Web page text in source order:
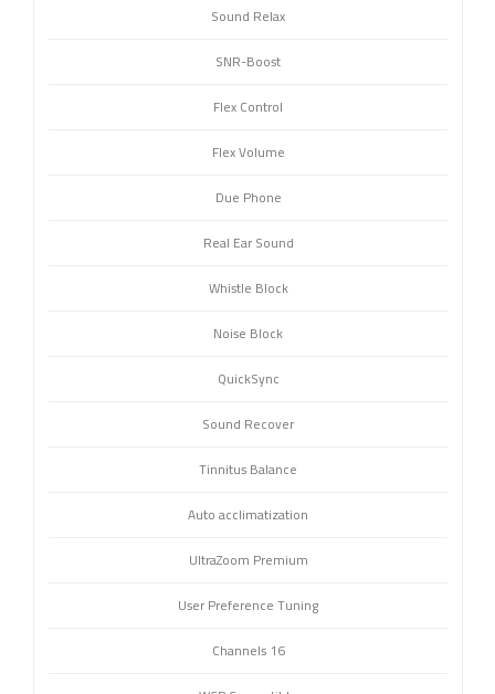
Sound Relax
SNR-Boost
Flex Control
Flex Volume
Due Phone
Real Ear Sound
Whistle Block
Noise Block
QuickSync
Sound Recover
Tinnitus Balance
Auto acclimatization
UltraZoom Premium
User Preference Tuning
16 Channels